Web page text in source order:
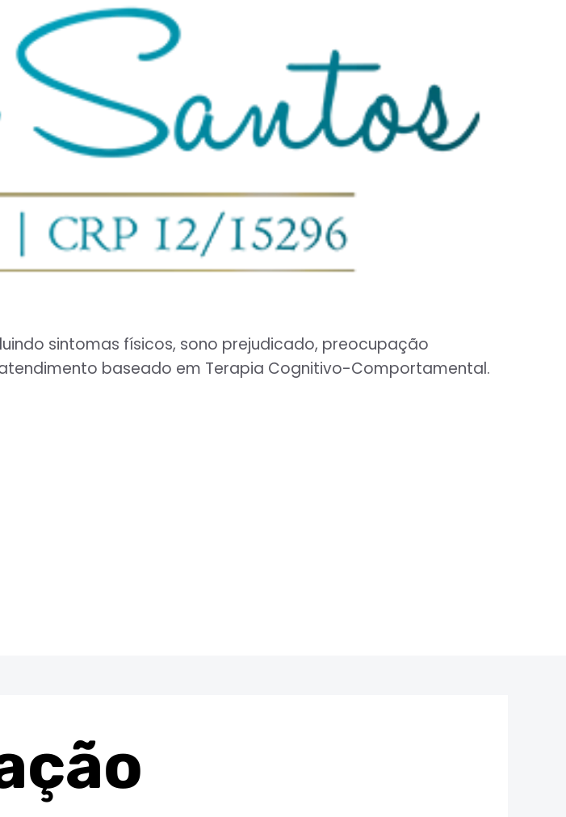
sintomas físicos, sono prejudicado, preocupação
baseado em Terapia Cognitivo-Comportamental.